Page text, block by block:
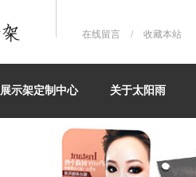
在线留言 / 收藏本站
展示架定制中心 关于太阳雨